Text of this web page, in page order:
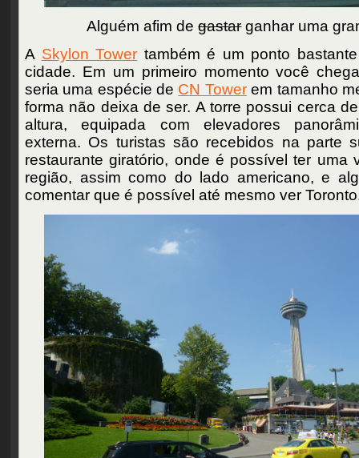
Alguém afim degastarganhar uma
A Skylon Tower também é um ponto
cidade. Em um primeiro momento você
seria uma espécie de CN Towerem tamanho
forma não deixa de ser. A torre possui cerca
altura, equipada com elevadores
externa. Os turistas são recebidos na parte
restaurante giratório, onde é possível ter uma
região, assim como do lado americano, e
comentar que é possível até mesmo ver